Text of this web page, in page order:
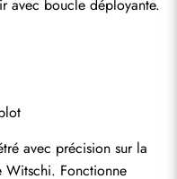
avec boucle déployante.
avec précision sur la
Witschi. Fonctionne